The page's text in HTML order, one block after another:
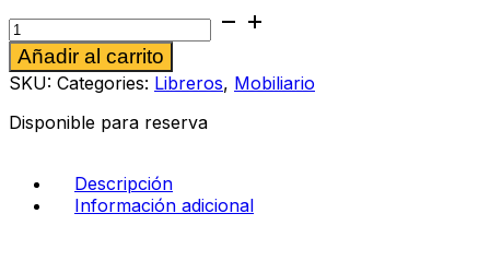
Librero
03
ejecutivo
color
encino
polar
cantidad
Añadir al carrito
SKU: Categories: Libreros, Mobiliario
Disponible para reserva
Descripción
Información adicional